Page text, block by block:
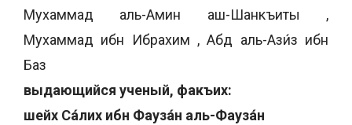
Мухаммад аль-Амин аш-Шанкъиты ,
Мухаммад ибн Ибрахим , Абд аль-Ази́з ибн
Баз
выдающийся ученый, факъих:
шейх Са́лих ибн Фауза́н аль-Фауза́н